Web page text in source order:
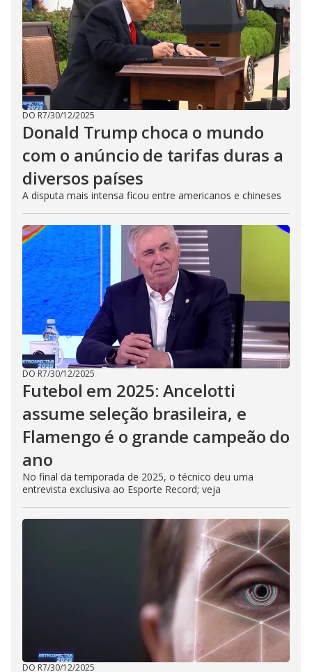
DO R7/30/12/2025
Donald Trump choca o mundo
com o anúncio de tarifas duras a
diversos países
A disputa mais intensa ficou entre americanos e chineses
DO R7/30/12/2025
Futebol em 2025: Ancelotti
assume seleção brasileira, e
Flamengo é o grande campeão do
ano
No final da temporada de 2025, o técnico deu uma
entrevista exclusiva ao Esporte Record; veja
DO R7/30/12/2025